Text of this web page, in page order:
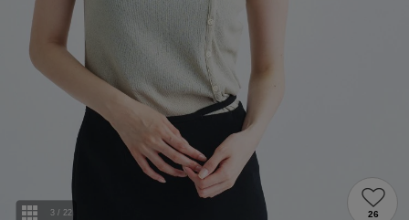
3 / 22 26